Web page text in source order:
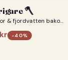
🪓
& fjordvatten bakom
kr -40%